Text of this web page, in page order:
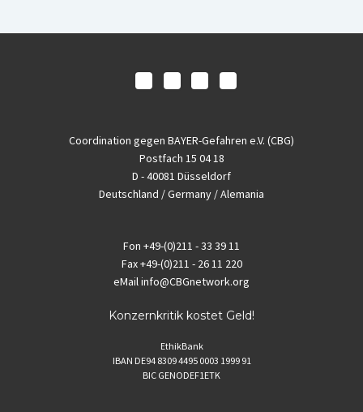
Coordination gegen BAYER-Gefahren e.V. (CBG)
Postfach 15 04 18
D - 40081 Düsseldorf
Deutschland / Germany / Alemania
Fon +49-(0)211 - 33 39 11
Fax+49-(0)211 - 26 11 220
eMailinfo@CBGnetwork.org
Konzernkritik kostet Geld!
EthikBank
IBAN DE94 8309 4495 0003 1999 91
BIC GENODEF1ETK